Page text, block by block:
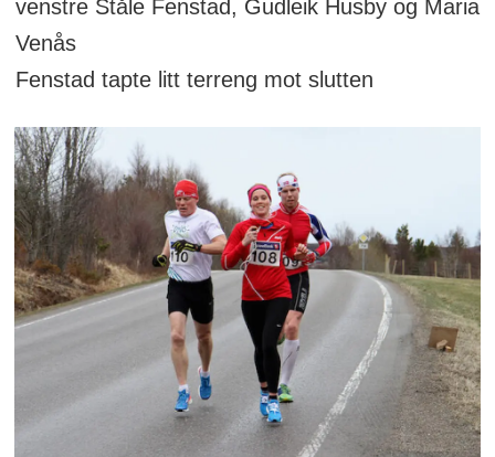
venstre Ståle Fenstad, Gudleik Husby og Maria
Venås
Fenstad tapte litt terreng mot slutten